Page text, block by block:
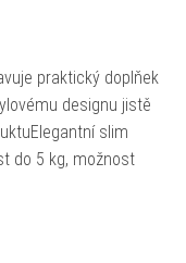
praktický doplňek
designu jistě
slim
do 5 kg, možnost